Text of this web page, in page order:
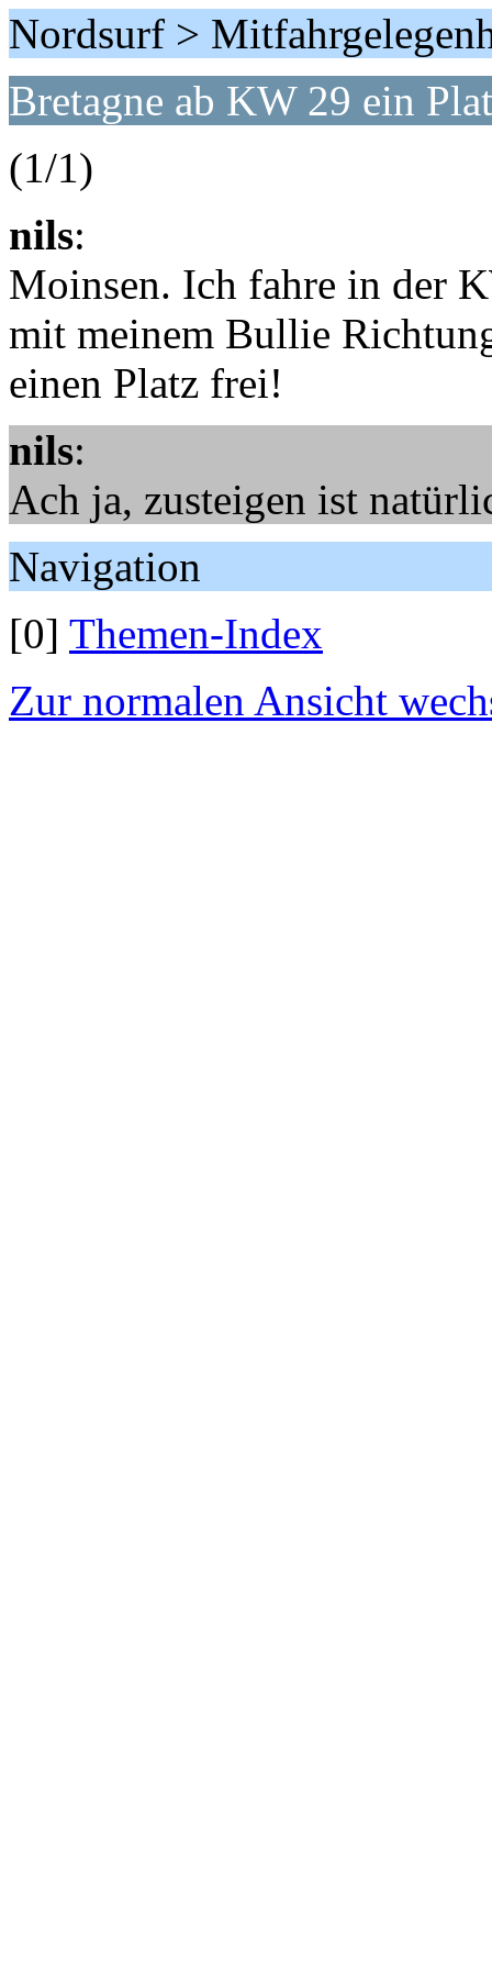
Nordsurf >
Bretagne ab KW 29 ein
(1/1)
nils:
Moinsen. Ich fahre in der
mit meinem Bullie
einen Platz frei!
nils:
Ach ja, zusteigen ist
Navigation
[0] Themen-Index
Zur normalen Ansicht